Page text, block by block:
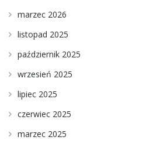
marzec 2026
listopad 2025
październik 2025
wrzesień 2025
lipiec 2025
czerwiec 2025
marzec 2025